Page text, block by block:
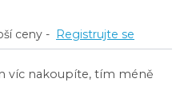
ceny - Registrujte se
víc nakoupíte, tím méně